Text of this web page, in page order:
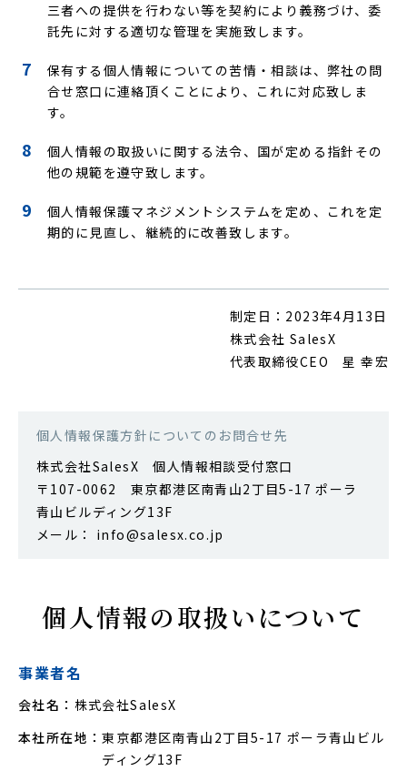
三者への提供を行わない等を契約により義務づけ、委
託先に対する適切な管理を実施致します。
保有する個人情報についての苦情・相談は、弊社の問
合せ窓口に連絡頂くことにより、これに対応致しま
す。
個人情報の取扱いに関する法令、国が定める指針その
他の規範を遵守致します。
個人情報保護マネジメントシステムを定め、これを定
期的に見直し、継続的に改善致します。
制定日：2023年4月13日
株式会社 SalesX
代表取締役CEO 星 幸宏
個人情報保護方針についてのお問合せ先
株式会社SalesX 個人情報相談受付窓口
〒107-0062 東京都港区南青山2丁目5-17 ポーラ
青山ビルディング13F
メール： info@salesx.co.jp
個人情報の取扱い について
事業者名
会社名： 株式会社SalesX
本社所在地：東京都港区南青山2丁目5-17 ポーラ青山ビル
ディング13F